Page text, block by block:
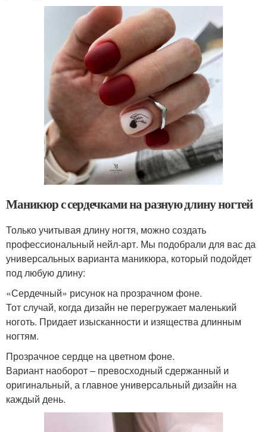
Маникюр с сердечками на разную длину ногтей
Только учитывая длину ногтя, можно создать
профессиональный нейл-арт. Мы подобрали для вас да
универсальных варианта маникюра, который подойдет
под любую длину:
«Сердечный» рисунок на прозрачном фоне.
Тот случай, когда дизайн не перегружает маленький
ноготь. Придает изысканности и изящества длинным
ногтям.
Прозрачное сердце на цветном фоне.
Вариант наоборот – превосходный сдержанный и
оригинальный, а главное универсальный дизайн на
каждый день.